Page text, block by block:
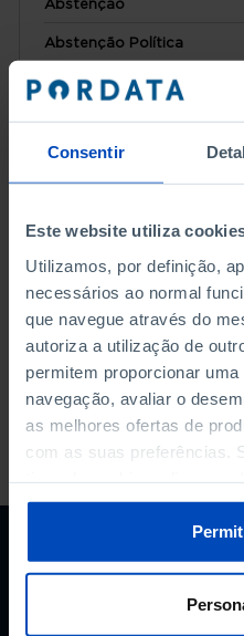
Consentir
Este website utiliza
Utilizamos, por definição,
necessários ao normal
que navegue através do
autoriza a utilização de
permitem proporcionar
navegação, avaliar o
as melhores ofertas de
com as suas preferências.
sobre cookies através da
Política de Cookies.
Abstenção
Abstenção Política
Abstenção Técnica
Ação Executiva
Acesso Telefónico
Acidente de Trabalho
anterior 1 2 3 4 5 6
A PORDATA É UM PROJETO DA
SUBSCREVER A
MANTENHA-SE A PAR.